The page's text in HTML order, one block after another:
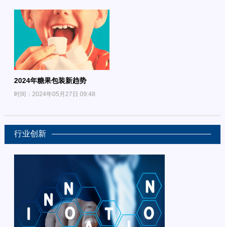
2024年糖果包装新趋势
时间：2024年05月27日 09:48
行业创新